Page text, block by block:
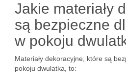
Jakie materiały
są bezpieczne
w pokoju
Materiały dekoracyjne, które są
pokoju dwulatka, to: